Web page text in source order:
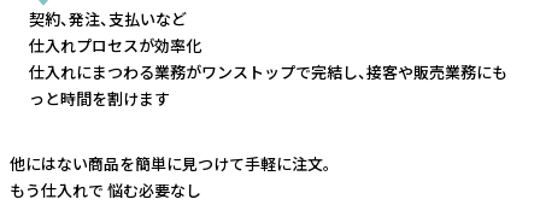
契約、発注、支払いなど
仕入れプロセスが効率化
仕入れにまつわる業務がワンストップで完結し、接客や販売業務にも
っと時間を割けます
他にはない商品を簡単に見つけて手軽に注文。
もう仕入れで 悩む必要なし